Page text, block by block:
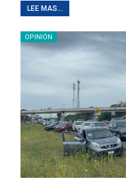
LEE MAS...
OPINIÓN